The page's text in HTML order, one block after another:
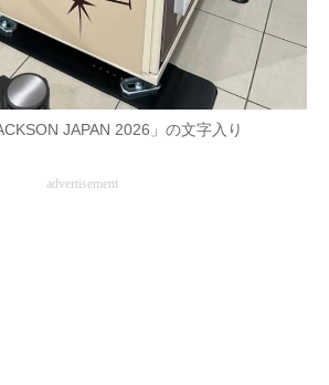
JAPAN 2026」の文字入り
advertisement